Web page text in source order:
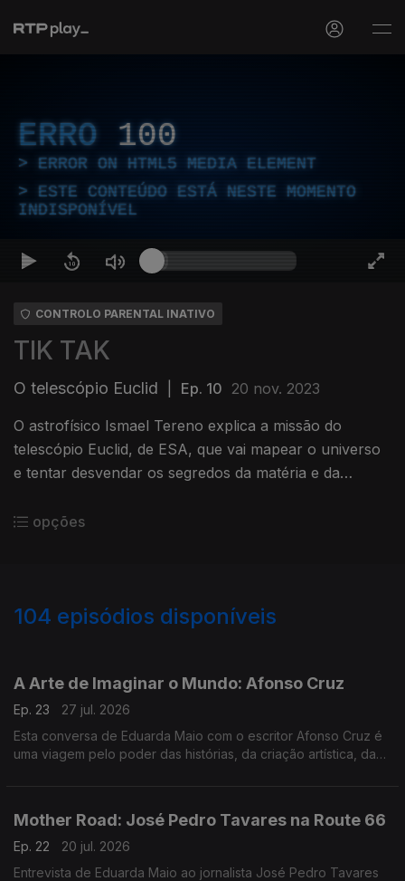
ERRO 100
ERROR ON HTML5 MEDIA ELEMENT
ESTE CONTEÚDO ESTÁ NESTE MOMENTO
INDISPONÍVEL
CONTROLO PARENTAL INATIVO
TIK TAK
O telescópio Euclid Ep. 10 20 nov. 2023
O astrofísico Ismael Tereno explica a missão do
telescópio Euclid, de ESA, que vai mapear o universo
e tentar desvendar os segredos da matéria e da
opções
104 episódios disponíveis
A Arte de Imaginar o Mundo: Afonso Cruz
Ep. 23
27 jul. 2026
Esta conversa de Eduarda Maio com o escritor Afonso Cruz é
uma viagem pelo poder das histórias, da criação artística, da
Mother Road: José Pedro Tavares na Route 66
Ep. 22
20 jul. 2026
Entrevista de Eduarda Maio ao jornalista José Pedro Tavares